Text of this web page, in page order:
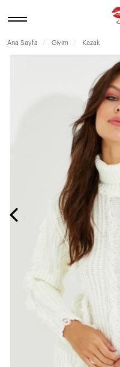
Ana Sayfa Giyim Kazak